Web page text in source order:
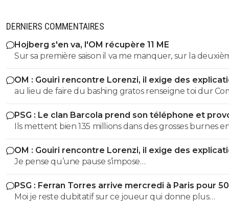
DERNIERS COMMENTAIRES
Hojberg s'en va, l'OM récupère 11 ME
Sur sa première saison il va me manquer, sur la
très peu !
OM : Gouiri rencontre Lorenzi, il exige des
au lieu de faire du bashing gratos renseigne toi dur
c'est le nouveau riche oralien ils vont nouer la cL etc
progresse chaque saison
PSG : Le clan Barcola prend son téléphone et
un séisme
Ils mettent bien 135 millions dans des grosses burnes
donc pourquoi le PSG devrait pas faire pareil ?
OM : Gouiri rencontre Lorenzi, il exige des
Je pense qu’une pause s’impose…
PSG : Ferran Torres arrive mercredi à Paris pour
Moi je reste dubitatif sur ce joueur qui donne plus